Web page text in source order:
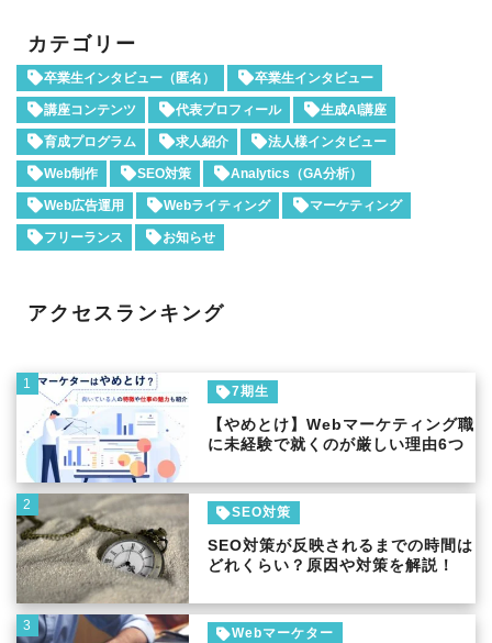
カテゴリー
卒業生インタビュー（匿名） 卒業生インタビュー
講座コンテンツ 代表プロフィール 生成AI講座
育成プログラム 求人紹介 法人様インタビュー
Web制作 SEO対策 Analytics（GA分析）
Web広告運用 Webライティング マーケティング
フリーランス お知らせ
アクセスランキング
1
7期生
【やめとけ】Webマーケティング職
に未経験で就くのが厳しい理由6つ
2
SEO対策
SEO対策が反映されるまでの時間は
どれくらい？原因や対策を解説！
3
Webマーケター